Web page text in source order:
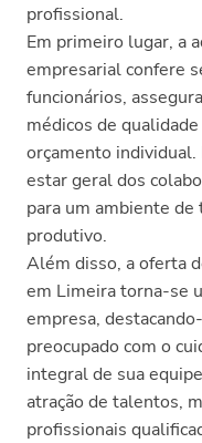
profissional.
Em primeiro lugar, a
empresarial confere
funcionários,
médicos de
orçamento individual.
estar geral dos
para um ambiente
produtivo.
Além disso, a oferta
em Limeira torna-se
empresa,
preocupado com o
integral de sua
atração de talentos,
profissionais